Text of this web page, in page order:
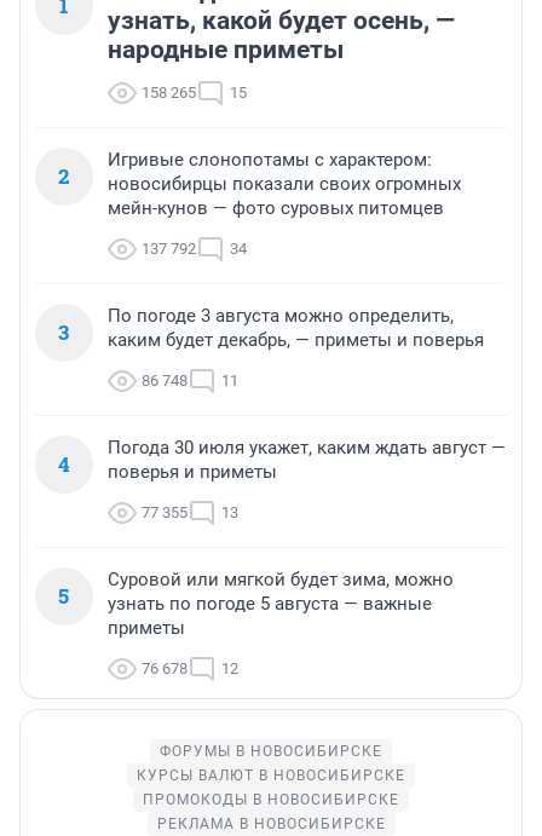
1
узнать, какой будет осень, —
народные приметы
158 265 15
2
Игривые слонопотамы с характером:
новосибирцы показали своих огромных
мейн-кунов — фото суровых питомцев
137 792 34
3
По погоде 3 августа можно определить,
каким будет декабрь, — приметы и поверья
86 748 11
4
Погода 30 июля укажет, каким ждать август —
поверья и приметы
77 355 13
5
Суровой или мягкой будет зима, можно
узнать по погоде 5 августа — важные
приметы
76 678 12
ФОРУМЫ В НОВОСИБИРСКЕ
КУРСЫ ВАЛЮТ В НОВОСИБИРСКЕ
ПРОМОКОДЫ В НОВОСИБИРСКЕ
РЕКЛАМА В НОВОСИБИРСКЕ